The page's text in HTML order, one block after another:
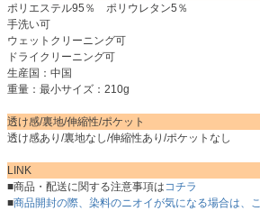
ポリエステル95％ ポリウレタン5％
手洗い可
ウェットクリーニング可
ドライクリーニング可
生産国：中国
重量：最小サイズ：210g
透け感/裏地/伸縮性/ポケット
透け感あり/裏地なし/伸縮性あり/ポケットなし
LINK
■商品・配送に関する注意事項はコチラ
■商品開封の際、染料のニオイが気になる場合は、